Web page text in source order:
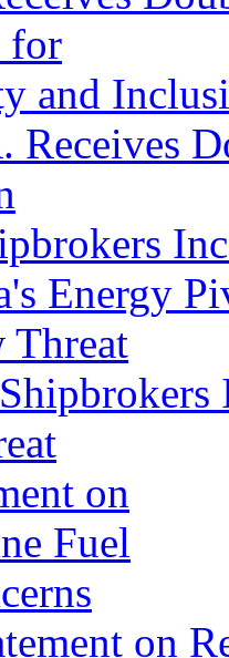
Receives
on